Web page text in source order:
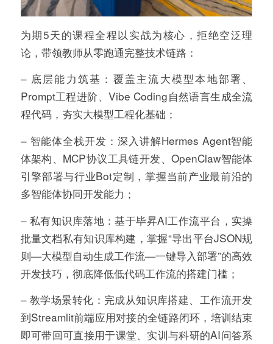
为期5天的课程全程以实战为核心，拒绝空泛理
论，带领教师从零跑通完整技术链路：
– 底层能力筑基：覆盖主流大模型本地部署、
Prompt工程进阶、Vibe Coding自然语言生成全流
程代码，夯实大模型工程化基础；
– 智能体全栈开发：深入讲解Hermes Agent智能
体架构、MCP协议工具链开发、OpenClaw智能体
引擎部署与行业Bot定制，掌握当前产业最前沿的
多智能体协同开发能力；
– 私有知识库落地：基于毕昇AI工作流平台，实操
批量文档私有知识库构建，掌握“导出平台JSON规
则—大模型自动生成工作流—一键导入部署”的高效
开发技巧，彻底降低低代码工作流的搭建门槛；
– 教学场景转化：完成从知识库搭建、工作流开发
到Streamlit前端应用对接的全链路闭环，培训结束
即可带回可直接用于课堂、实训与科研的AI问答系